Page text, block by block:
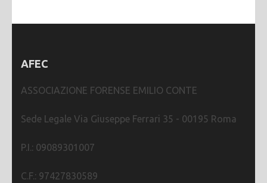
AFEC
ASSOCIAZIONE FORENSE EMILIO CONTE
Sede Legale Via Giuseppe Ferrari 35 - 00195 Roma
P.I.: 09089301007
C.F.: 97427830589